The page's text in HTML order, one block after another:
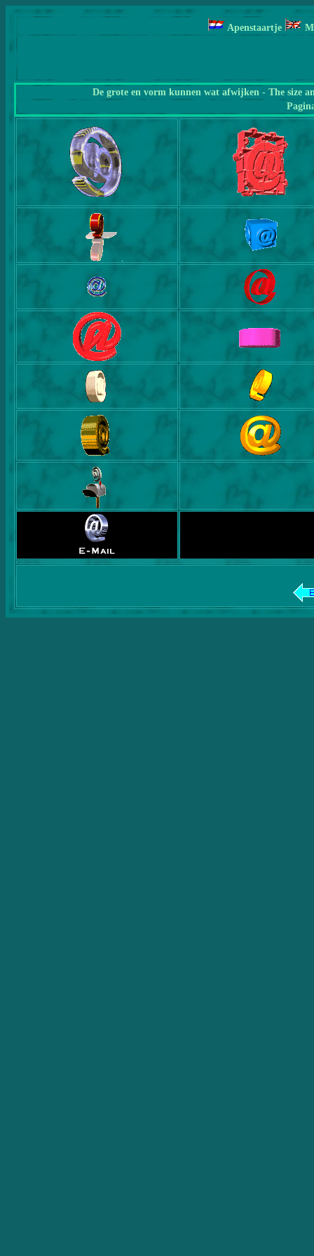
Apenstaartje
De grote en vorm kunnen wat afwijken - The size